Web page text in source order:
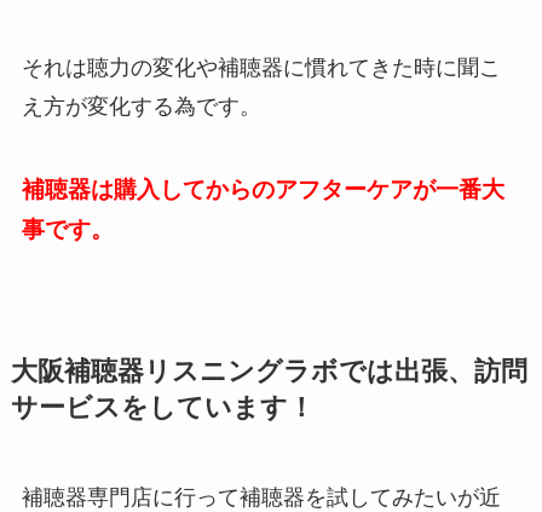
それは聴力の変化や補聴器に慣れてきた時に聞こ
え方が変化する為です。
補聴器は購入してからのアフターケアが一番大
事です。
大阪補聴器リスニングラボでは出張、訪問
サービスをしています！
補聴器専門店に行って補聴器を試してみたいが近